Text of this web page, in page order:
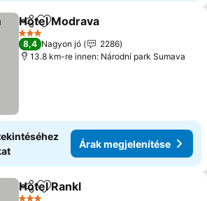
Megosztás
Hozzáadás a kedvencekhez
Hotel Modrava
3 Kategória
8,4 Nagyon jó
2286
13.8 km-re innen: Národní park Sumava
Árak megjelenítése
Megosztás
Hozzáadás a kedvencekhez
Hotel Rankl